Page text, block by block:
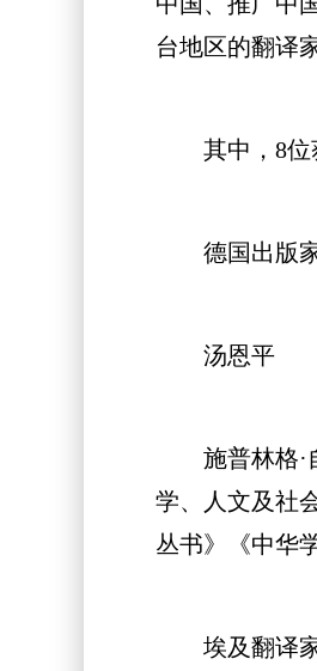
台地区的翻译
其中，8位获
德国出版
汤恩平
施普林格·自
学、人文及社
丛书》《中华
埃及翻译